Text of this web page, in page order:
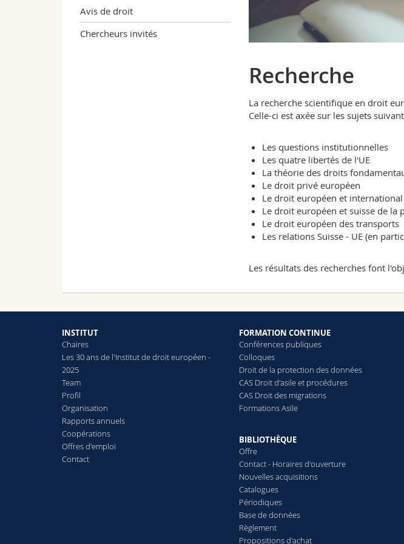
Avis de droit
Chercheurs invités
Recherche
La recherche scientifique en droit
Celle-ci est axée sur les sujets
Les questions institutionnelles
Les quatre libertés de l'UE
La théorie des droits
Le droit privé européen
Le droit européen et
Le droit européen et suisse de la
Le droit européen des transports
Les relations Suisse - UE (en
Les résultats des recherches font
INSTITUT
Chaires
Les 30 ans de l'Institut de droit européen -
2025
Team
Profil
Organisation
Rapports annuels
Coopérations
Offres d'emploi
Contact
FORMATION CONTINUE
Conférences publiques
Colloques
Droit de la protection des données
CAS Droit d'asile et procédures
CAS Droit des migrations
Formations Asile
BIBLIOTHÈQUE
Offre
Contact - Horaires d'ouverture
Nouvelles acquisitions
Catalogues
Périodiques
Base de données
Règlement
Propositions d'achat